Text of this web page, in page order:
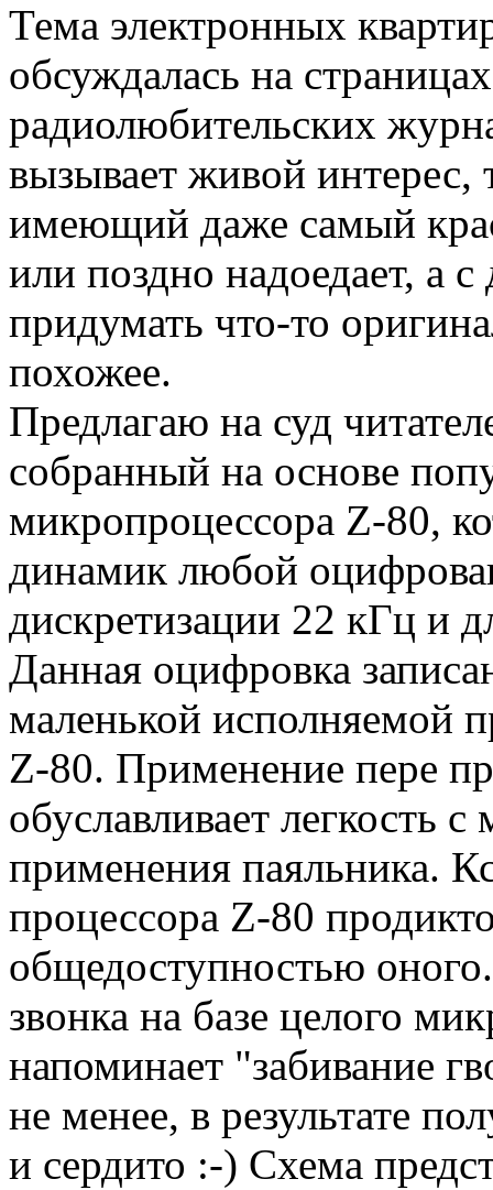
Тема электронных
обсуждалась на
радиолюбительских
вызывает живой интерес,
имеющий даже самый
или поздно надоедает, а
придумать что-то
похожее.
Предлагаю на суд
собранный на основе
микропроцессора Z-80,
динамик любой
дискретизации 22 кГц и
Данная оцифровка
маленькой исполняемой
Z-80. Применение пере
обуславливает легкость
применения паяльника.
процессора Z-80
общедоступностью
звонка на базе целого
напоминает "забивание
не менее, в результате
и сердито :-) Схема